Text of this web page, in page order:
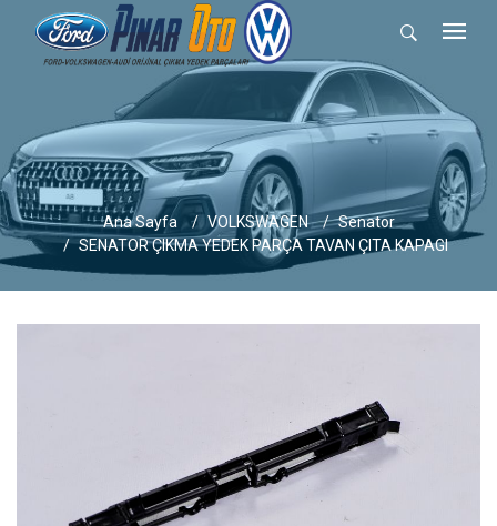
Ana Sayfa VOLKSWAGEN
Senator
SENATOR ÇIKMA YEDEK PARÇA TAVAN ÇITA KAPAGI